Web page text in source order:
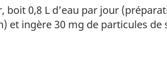
boit 0,8 L d’eau par jour
et ingère 30 mg de particules de